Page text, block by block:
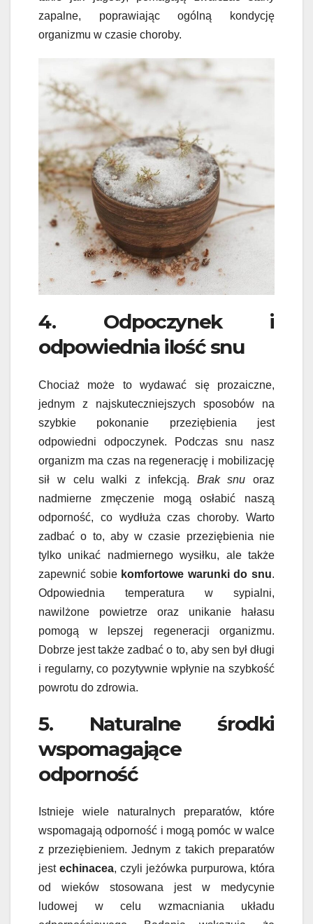
zapalne, poprawiając ogólną kondycję
organizmu w czasie choroby.
4. Odpoczynek i
odpowiednia ilość snu
Chociaż może to wydawać się prozaiczne,
jednym z najskuteczniejszych sposobów na
szybkie pokonanie przeziębienia jest
odpowiedni odpoczynek. Podczas snu nasz
organizm ma czas na regenerację i mobilizację
sił w celu walki z infekcją. Brak snu oraz
nadmierne zmęczenie mogą osłabić naszą
odporność, co wydłuża czas choroby. Warto
zadbać o to, aby w czasie przeziębienia nie
tylko unikać nadmiernego wysiłku, ale także
zapewnić sobie komfortowe warunki do snu.
Odpowiednia temperatura w sypialni,
nawilżone powietrze oraz unikanie hałasu
pomogą w lepszej regeneracji organizmu.
Dobrze jest także zadbać o to, aby sen był długi
i regularny, co pozytywnie wpłynie na szybkość
powrotu do zdrowia.
5. Naturalne środki
wspomagające
odporność
Istnieje wiele naturalnych preparatów, które
wspomagają odporność i mogą pomóc w walce
z przeziębieniem. Jednym z takich preparatów
jest echinacea, czyli jeżówka purpurowa, która
od wieków stosowana jest w medycynie
ludowej w celu wzmacniania układu